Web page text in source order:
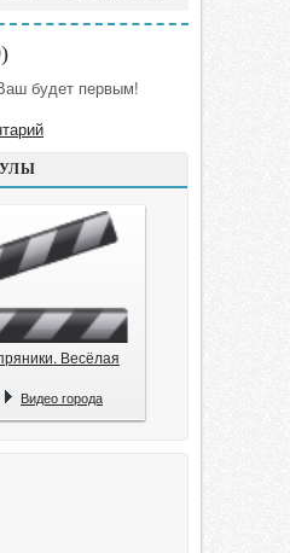
)
будет первым!
Весёлая
Видео города